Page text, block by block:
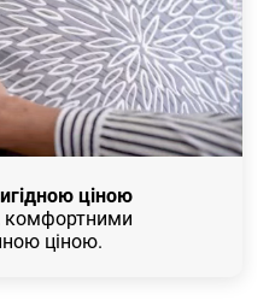
ціною
комфортними
ціною.